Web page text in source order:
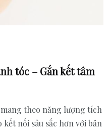
tóc – Gắn kết tâm
theo năng lượng tích
nối sâu sắc hơn với bản